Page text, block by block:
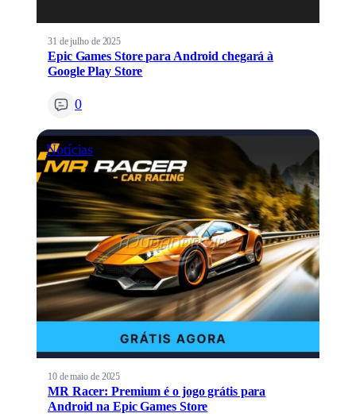
31 de julho de 2025
Epic Games Store para Android chegará à
Google Play Store
0
Notícias
10 de maio de 2025
MR Racer: Premium é o jogo grátis para
Android na Epic Games Store